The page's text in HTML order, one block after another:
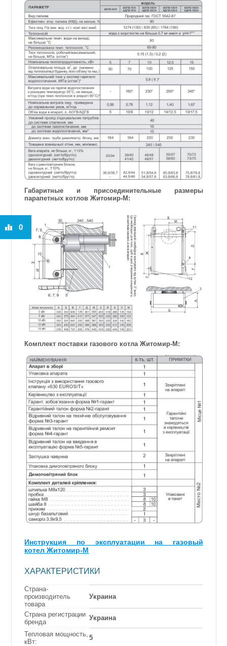
Габаритные и присоединительные размеры
парапетных котлов Житомир-М:
Комплект поставки газового котла Житомир-М:
Инструкция по эксплуатации на газовый
котел Житомир-М
ХАРАКТЕРИСТИКИ
Страна-
производитель
товара
Украина
Страна регистрации
бренда
Украина
Тепловая мощность,
кВт:
5
0